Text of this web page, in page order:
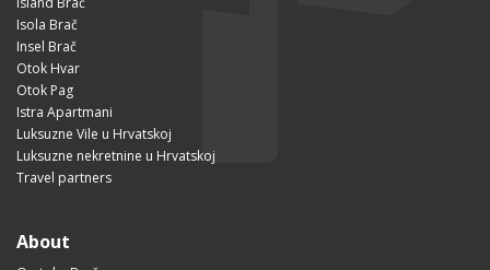
Isola Brač
Insel Brač
Otok Hvar
Otok Pag
Istra Apartmani
Luksuzne Vile u Hrvatskoj
Luksuzne nekretnine u Hrvatskoj
Travel partners
About